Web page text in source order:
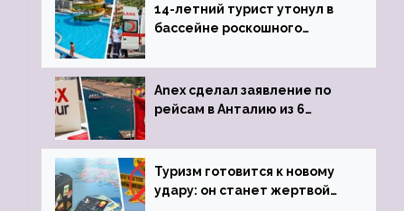
14-летний турист утонул в
бассейне роскошного
Anex сделал заявление по
рейсам в Анталию из 6
Туризм готовится к новому
удару: он станет жертвой